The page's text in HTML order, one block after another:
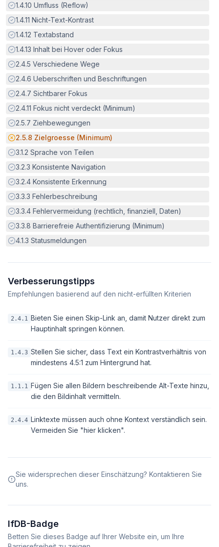
Erfüllt:
1.4.10 Umfluss (Reflow)
Erfüllt:
1.4.11 Nicht-Text-Kontrast
Erfüllt:
1.4.12 Textabstand
Erfüllt:
1.4.13 Inhalt bei Hover oder Fokus
Erfüllt:
2.4.5 Verschiedene Wege
Erfüllt:
2.4.6 Ueberschriften und Beschriftungen
Erfüllt:
2.4.7 Sichtbarer Fokus
Erfüllt:
2.4.11 Fokus nicht verdeckt (Minimum)
Erfüllt:
2.5.7 Ziehbewegungen
Potenzielle Barriere:
2.5.8 Zielgroesse (Minimum)
Erfüllt:
3.1.2 Sprache von Teilen
Erfüllt:
3.2.3 Konsistente Navigation
Erfüllt:
3.2.4 Konsistente Erkennung
Erfüllt:
3.3.3 Fehlerbeschreibung
Erfüllt:
3.3.4 Fehlervermeidung (rechtlich, finanziell, Daten)
Erfüllt:
3.3.8 Barrierefreie Authentifizierung (Minimum)
Erfüllt:
4.1.3 Statusmeldungen
Verbesserungstipps
Empfehlungen basierend auf den nicht-erfüllten Kriterien
2.4.1 Bieten Sie einen Skip-Link an, damit Nutzer direkt zum
Hauptinhalt springen können.
1.4.3 Stellen Sie sicher, dass Text ein Kontrastverhältnis von
mindestens 4.5:1 zum Hintergrund hat.
1.1.1 Fügen Sie allen Bildern beschreibende Alt-Texte hinzu,
die den Bildinhalt vermitteln.
2.4.4 Linktexte müssen auch ohne Kontext verständlich sein.
Vermeiden Sie "hier klicken".
Sie widersprechen dieser Einschätzung? Kontaktieren Sie
uns.
IfDB-Badge
Betten Sie dieses Badge auf Ihrer Website ein, um Ihre